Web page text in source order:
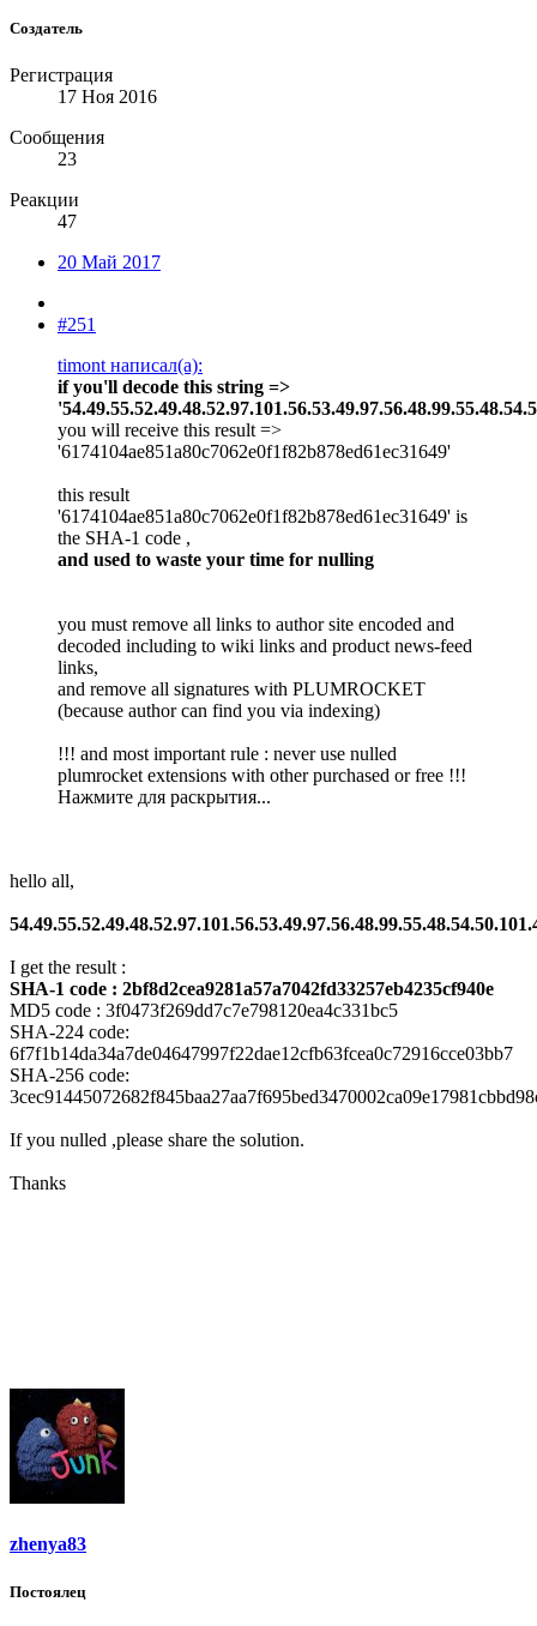
Создатель
Регистрация
17 Ноя 2016
Сообщения
23
Реакции
47
20 Май 2017
#251
timont написал(а):
if you'll decode this string =>
you will receive this result =>
'6174104ae851a80c7062e0f1f82b878ed61ec31649'
this result
'6174104ae851a80c7062e0f1f82b878ed61ec31649' is
the SHA-1 code ,
and used to waste your time for nulling
you must remove all links to author site encoded and
decoded including to wiki links and product news-feed
links,
and remove all signatures with PLUMROCKET
(because author can find you via indexing)
!!! and most important rule : never use nulled
plumrocket extensions with other purchased or free !!!
Нажмите для раскрытия...
hello all,
I get the result :
SHA-1 code : 2bf8d2cea9281a57a7042fd33257eb4235cf940e
MD5 code : 3f0473f269dd7c7e798120ea4c331bc5
SHA-224 code:
6f7f1b14da34a7de04647997f22dae12cfb63fcea0c72916cce03bb7
SHA-256 code:
If you nulled ,please share the solution.
Thanks
zhenya83
Постоялец